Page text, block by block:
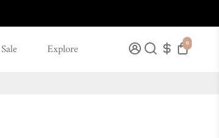
Sale Explore 0